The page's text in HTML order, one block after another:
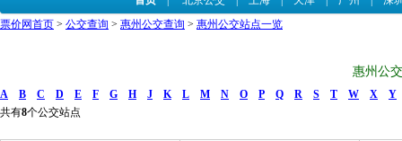
票价网首页 > 公交查询 > 惠州公交查询 > 惠州公交站点一览
惠州公
A B C D E F G H J K L M N O P Q R S T W X
Y
共有8个公交站点